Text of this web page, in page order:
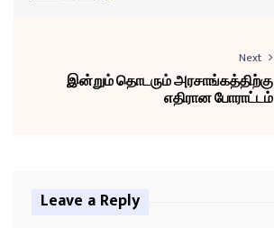
Next
இன்றும் தொடரும் அரசாங்கத்திற்கு
எதிரான போராட்டம்
Leave a Reply